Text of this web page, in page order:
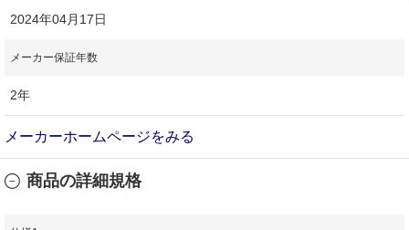
2024年04月17日
メーカー保証年数
2年
メーカーホームページをみる
商品の詳細規格